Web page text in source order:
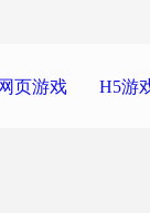
网页游戏 H5游